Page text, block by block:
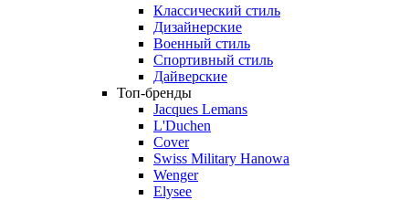
Классический стиль
Дизайнерские
Военный стиль
Спортивный стиль
Дайверские
Топ-бренды
Jacques Lemans
L'Duchen
Cover
Swiss Military Hanowa
Wenger
Elysee